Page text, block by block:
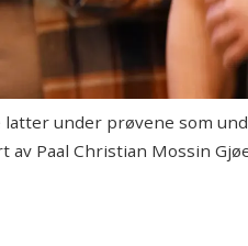
latter under prøvene som
av Paal Christian Mossin